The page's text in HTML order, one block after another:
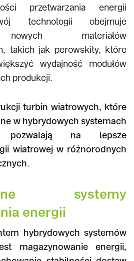
przetwarzania energii
technologii obejmuje
nowych materiałów
takich jak perowskity, które
wydajność modułów
produkcji.
turbin wiatrowych, które
w hybrydowych systemach
pozwalają na lepsze
wiatrowej w różnorodnych
.
systemy
energii
hybrydowych systemów
magazynowanie energii,